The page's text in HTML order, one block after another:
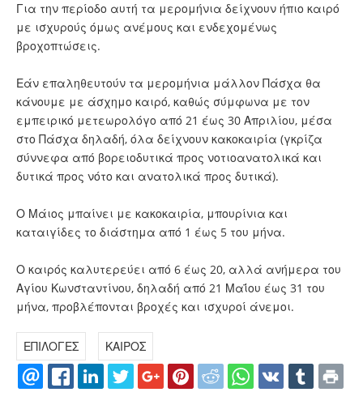
Για την περίοδο αυτή τα μερομήνια δείχνουν ήπιο καιρό
με ισχυρούς όμως ανέμους και ενδεχομένως
βροχοπτώσεις.
Εάν επαληθευτούν τα μερομήνια μάλλον Πάσχα θα
κάνουμε με άσχημο καιρό, καθώς σύμφωνα με τον
εμπειρικό μετεωρολόγο από 21 έως 30 Απριλίου, μέσα
στο Πάσχα δηλαδή, όλα δείχνουν κακοκαιρία (γκρίζα
σύννεφα από βορειοδυτικά προς νοτιοανατολικά και
δυτικά προς νότο και ανατολικά προς δυτικά).
Ο Μάιος μπαίνει με κακοκαιρία, μπουρίνια και
καταιγίδες το διάστημα από 1 έως 5 του μήνα.
Ο καιρός καλυτερεύει από 6 έως 20, αλλά ανήμερα του
Αγίου Κωνσταντίνου, δηλαδή από 21 Μαΐου έως 31 του
μήνα, προβλέπονται βροχές και ισχυροί άνεμοι.
ΕΠΙΛΟΓΕΣ ΚΑΙΡΟΣ